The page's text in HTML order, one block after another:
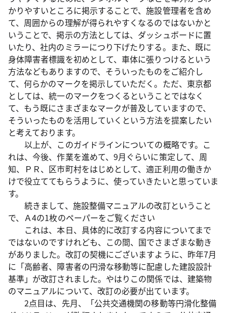
かりやすいところに掲示することで、施設管理者を含め
て、周囲からの理解が得られやすくなるのではないかと
いうことで、掲示の方法としては、ダッシュボードに置
いたり、社内のミラーにつり下げたりする。また、既に
身体障害者標識を初めとして、車体に張りつけるという
方法などもありますので、そういったものをご紹介し
て、何らかのマークを掲示していただく。ただ、東京都
としては、統一のマークをつくるということではなく
て、もう既にさまざまなマークが普及していますので、
そういったものを活用していくという方法を提案したい
と考えております。
以上が、このガイドラインについての概略です。こ
れは、今後、作業を進めて、9月ぐらいに策定して、周
知、ＰＲ、区市町村をはじめとして、適正利用の働きか
けで役立ててもらうように、使っていきたいと思っていま
す。
続きまして、施設整備マニュアルの改訂ということ
で、Ａ4の1枚のペーパーをご覧ください
これは、本日、具体的に改訂する内容についてまで
ではないのですけれども、この間、国でさまざまな動き
がありました。改訂の契機にございますように、昨年7月
に「高齢者、障害者の円滑な移動等に配慮した建設設計
基準」が改訂されました。やはりこの関係では、建築物
のマニュアルについて、改訂の必要が出ています。
2点目は、先月、「公共交通機関の移動等円滑化整備